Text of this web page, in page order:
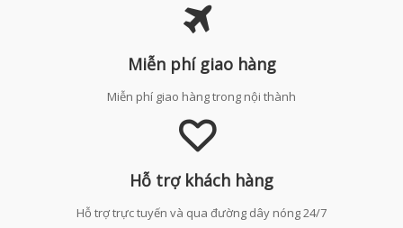
Miễn phí giao hàng
Miễn phí giao hàng trong nội thành
Hỗ trợ khách hàng
Hỗ trợ trực tuyến và qua đường dây nóng 24/7